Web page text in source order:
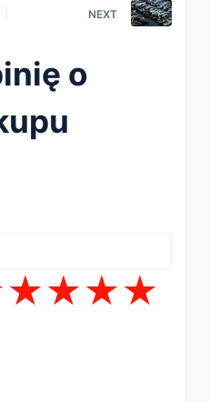
NEXT
o